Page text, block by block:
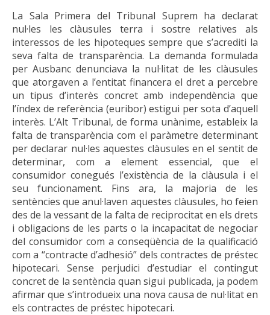
La Sala Primera del Tribunal Suprem ha declarat
nul·les les clàusules terra i sostre relatives als
interessos de les hipoteques sempre que s’acrediti la
seva falta de transparència. La demanda formulada
per Ausbanc denunciava la nul·litat de les clàusules
que atorgaven a l’entitat financera el dret a percebre
un tipus d’interès concret amb independència que
l’índex de referència (euribor) estigui per sota d’aquell
interès. L’Alt Tribunal, de forma unànime, estableix la
falta de transparència com el paràmetre determinant
per declarar nul·les aquestes clàusules en el sentit de
determinar, com a element essencial, que el
consumidor conegués l’existència de la clàusula i el
seu funcionament. Fins ara, la majoria de les
sentències que anul·laven aquestes clàusules, ho feien
des de la vessant de la falta de reciprocitat en els drets
i obligacions de les parts o la incapacitat de negociar
del consumidor com a conseqüència de la qualificació
com a “contracte d’adhesió” dels contractes de préstec
hipotecari. Sense perjudici d’estudiar el contingut
concret de la sentència quan sigui publicada, ja podem
afirmar que s’introdueix una nova causa de nul·litat en
els contractes de préstec hipotecari.